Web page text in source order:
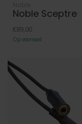
Noble
Noble Sceptre
€89,00
Op voorraad